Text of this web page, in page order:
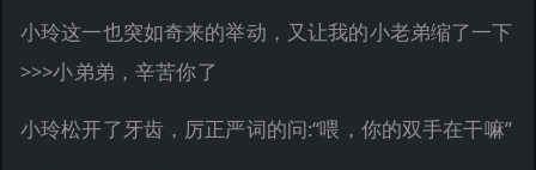
小玲这一也突如奇来的举动，又让我的小老弟缩了一下
>>>小弟弟，辛苦你了
小玲松开了牙齿，厉正严词的问:“喂，你的双手在干嘛”